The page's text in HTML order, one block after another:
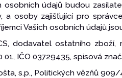
osobních údajů budou
a osoby zajišťující pro
Vašich osobních údajů
dodavatel ostatního zboží,
01, IČO 03729435, spisová
s.p., Politických vězňů 909/